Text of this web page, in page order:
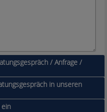
/ Anfrage /
in unseren